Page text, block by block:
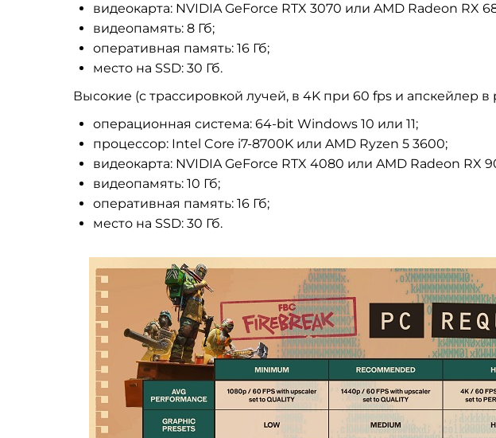
видеокарта: NVIDIA GeForce RTX 3070 или AMD Radeon RX
видеопамять: 8 Гб;
оперативная память: 16 Гб;
место на SSD: 30 Гб.
Высокие (с трассировкой лучей, в 4K при 60 fps и апскейлер
операционная система: 64-bit Windows 10 или 11;
процессор: Intel Core i7-8700K или AMD Ryzen 5 3600;
видеокарта: NVIDIA GeForce RTX 4080 или AMD Radeon RX
видеопамять: 10 Гб;
оперативная память: 16 Гб;
место на SSD: 30 Гб.